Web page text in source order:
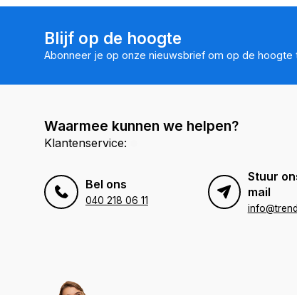
Blijf op de hoogte
Abonneer je op onze nieuwsbrief om op de hoogte
Waarmee kunnen we helpen?
Klantenservice:
Bel ons
040 218 06 11
Stuur
mail